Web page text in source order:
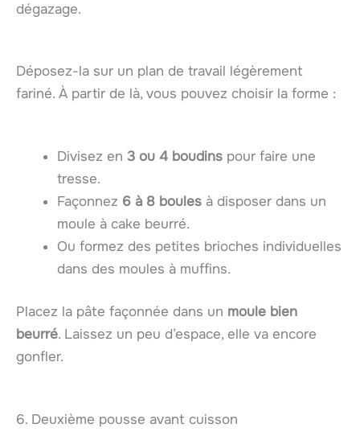
dégazage.
Déposez-la sur un plan de travail légèrement
fariné. À partir de là, vous pouvez choisir la forme :
Divisez en 3 ou 4 boudins pour faire une
tresse.
Façonnez 6 à 8 boules à disposer dans un
moule à cake beurré.
Ou formez des petites brioches individuelles
dans des moules à muffins.
Placez la pâte façonnée dans un moule bien
beurré. Laissez un peu d’espace, elle va encore
gonfler.
6. Deuxième pousse avant cuisson